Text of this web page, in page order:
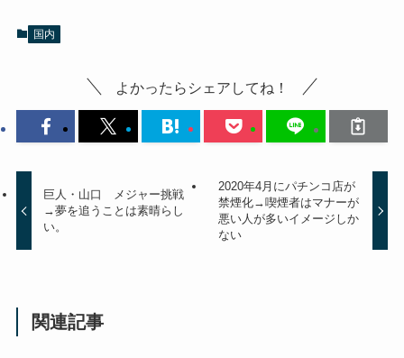
国内
よかったらシェアしてね！
巨人・山口 メジャー挑戦
→夢を追うことは素晴らし
い。
2020年4月にパチンコ店が
禁煙化→喫煙者はマナーが
悪い人が多いイメージしか
ない
関連記事